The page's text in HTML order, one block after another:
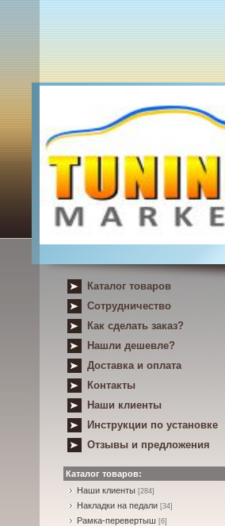
Каталог товаров
Сотрудничество
Как сделать заказ?
Нашли дешевле?
Доставка и оплата
Контакты
Наши клиенты
Инструкции по установке
Отзывы и предложения
Каталог товаров:
Наши клиенты [284]
Накладки на педали [34]
Рамка-перевертыш [6]